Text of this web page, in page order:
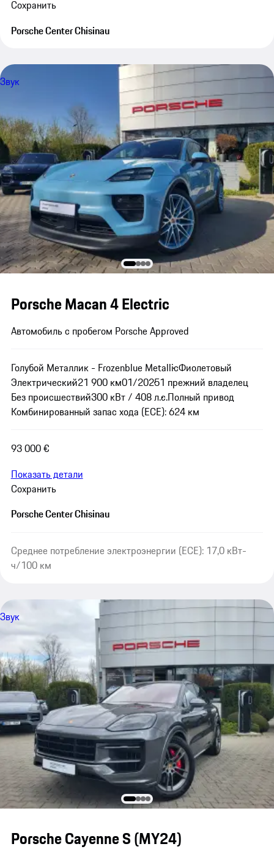
Сохранить
Porsche Center Chisinau
Звук
Porsche Macan 4 Electric
Автомобиль с пробегом Porsche Approved
Голубой Металлик - Frozenblue MetallicФиолетовый
Электрический21 900 км01/20251 прежний владелец
Без происшествий300 кВт / 408 л.с.Полный привод
Комбинированный запас хода (ECE): 624 км
93 000 €
Показать детали
Сохранить
Porsche Center Chisinau
Среднее потребление электроэнергии (ECE): 17,0 кВт-
ч/100 км
Звук
Porsche Cayenne S (MY24)